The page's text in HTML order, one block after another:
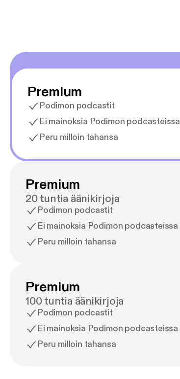
Premium
Podimon podcastit
Ei mainoksia Podimon podcasteissa
Peru milloin tahansa
Premium
20 tuntia äänikirjoja
Podimon podcastit
Ei mainoksia Podimon podcasteissa
Peru milloin tahansa
Premium
100 tuntia äänikirjoja
Podimon podcastit
Ei mainoksia Podimon podcasteissa
Peru milloin tahansa